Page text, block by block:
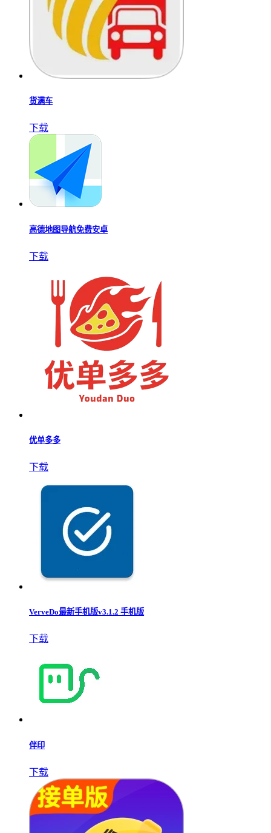
货满车
下载
高德地图导航免费安卓
下载
优单多多
下载
VerveDo最新手机版v3.1.2 手机版
下载
伴印
下载